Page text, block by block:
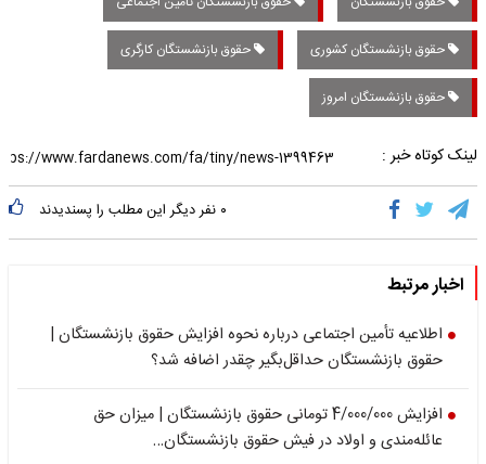
حقوق بازنشستگان کشوری حقوق بازنشستگان کارگری
حقوق بازنشستگان امروز
لینک کوتاه خبر :
۰ نفر دیگر این مطلب را پسندیدند
اخبار مرتبط
اطلاعیه تأمین اجتماعی درباره نحوه افزایش حقوق بازنشستگان |
حقوق بازنشستگان حداقل‌بگیر چقدر اضافه شد؟
افزایش 4/000/000 تومانی حقوق بازنشستگان | میزان حق
عائله‌مندی و اولاد در فیش حقوق بازنشستگان…